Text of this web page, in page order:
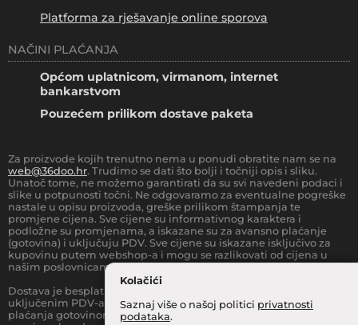
Kolačići
Saznaj više o našoj politici privatnosti
podataka.
Platforma za rješavanje online sporova
NAČINI PLAĆANJA
Općom uplatnicom, virmanom, internet
bankarstvom
Pouzećem prilikom dostave paketa
Za proizvode kojih trenutno nema u ponudi obratite nam se na
web@36doo.hr. Trudimo se dati što bolji i točniji opis i sliku.
Unatoč tome, ne možemo garantirati da su svi navedeni podaci i
slike u potpunosti točni. Ne odgovaramo za eventualne pogreške
nastale u opisu proizvoda, greške prilikom štampanja te
promjene cijena. Sve cijene su informativnog karaktera i
podložne su promjenama, a iskazane su za avansno plaćanje
(gotovina) i uključuju PDV. Sve cijene su iskazane isključivo za
kupovinu putem webshop-a i mogu se razlikovati od cijena u
našim poslovnicama.
Dostava je besplatna za sve narudžbe iznad
uključenim PDV-a) za Zonu 1 (cijela RH, osim otoka).Prilikom
plaćanja gotovinom pri dostavi robe na kućnu adresu, moguća je